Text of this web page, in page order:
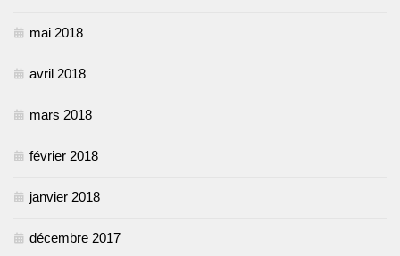
mai 2018
avril 2018
mars 2018
février 2018
janvier 2018
décembre 2017